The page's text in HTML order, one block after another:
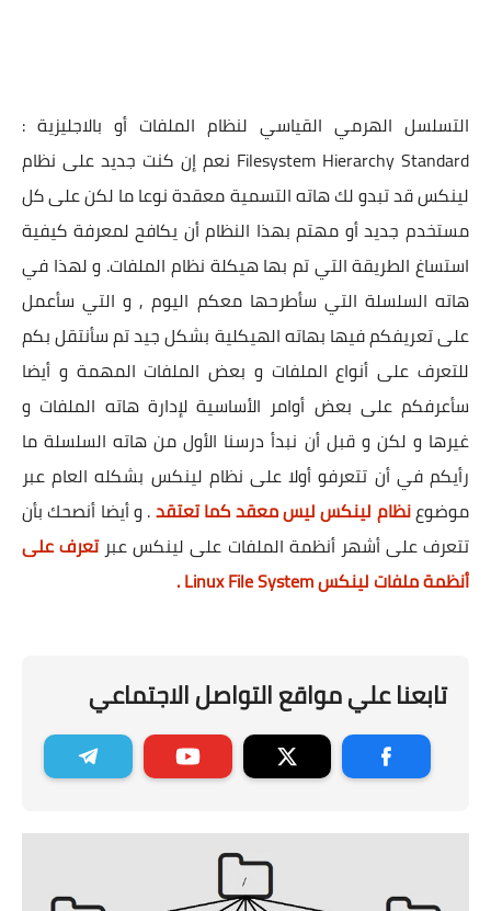
التسلسل الهرمي القياسي لنظام الملفات أو بالاجليزية :
Filesystem Hierarchy Standard نعم إن كنت جديد على نظام
لينكس قد تبدو لك هاته التسمية معقدة نوعا ما لكن على كل
مستخدم جديد أو مهتم بهذا النظام أن يكافح لمعرفة كيفية
استساغ الطريقة التي تم بها هيكلة نظام الملفات. و لهذا في
هاته السلسلة التي سأطرحها معكم اليوم , و التي سأعمل
على تعريفكم فيها بهاته الهيكلية بشكل جيد تم سأنتقل بكم
للتعرف على أنواع الملفات و بعض الملفات المهمة و أيضا
سأعرفكم على بعض أوامر الأساسية لإدارة هاته الملفات و
غيرها و لكن و قبل أن نبدأ درسنا الأول من هاته السلسلة ما
رأيكم في أن تتعرفو أولا على نظام لينكس بشكله العام عبر
موضوعنظام لينكس ليس معقد كما تعتقد. و أيضا أنصحك بأن
تتعرف على أشهر أنظمة الملفات على لينكس عبرتعرف على
أنظمة ملفات لينكس Linux File System .
تابعنا علي مواقع التواصل الاجتماعي